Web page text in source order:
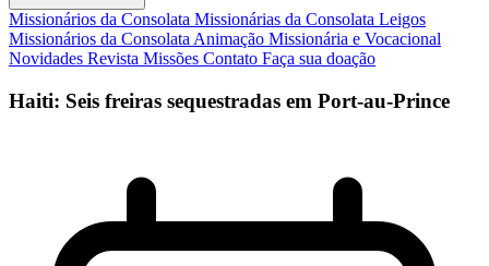
Missionários da Consolata Missionárias da Consolata Leigos
Missionários da Consolata Animação Missionária e Vocacional
Novidades Revista Missões Contato Faça sua doação
Haiti: Seis freiras sequestradas em Port-au-Prince